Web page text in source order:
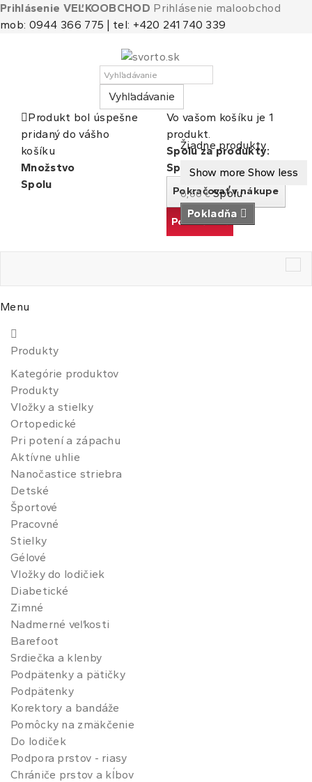
Prihlásenie VEĽKOOBCHOD Prihlásenie maloobchod
mob: 0944 366 775 | tel: +420 241 740 339
Vyhľadávanie
Košík
(prázdny)
Žiadne produkty
Show more Show less
0,00 € Spolu
Pokladňa
Produkt bol úspešne
pridaný do vášho
košíku
Množstvo
Spolu
Vo vašom košíku je 1
produkt.
Spolu za produkty:
Spolu
Pokračovať v nákupe
Pokračovať
Menu
Produkty
Kategórie produktov
Produkty
Vložky a stielky
Ortopedické
Pri potení a zápachu
Aktívne uhlie
Nanočastice striebra
Detské
Športové
Pracovné
Stielky
Gélové
Vložky do lodičiek
Diabetické
Zimné
Nadmerné veľkosti
Barefoot
Srdiečka a klenby
Podpätenky a pätičky
Podpätenky
Korektory a bandáže
Pomôcky na zmäkčenie
Do lodiček
Podpora prstov - riasy
Chrániče prstov a kĺbov